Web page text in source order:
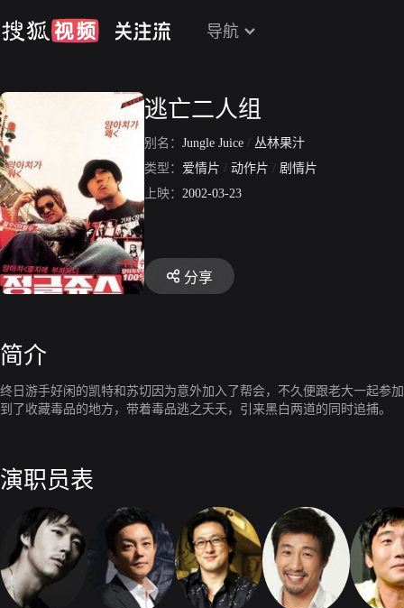
导航
逃亡二人组
别名： Jungle Juice / 丛林果汁
类型： 爱情片 / 动作片 / 剧情片
上映： 2002-03-23
分享
简介
终日游手好闲的凯特和苏切因为意外加入了帮会，不久便跟老大一起参
到了收藏毒品的地方，带着毒品逃之夭夭，引来黑白两道的同时追捕。
演职员表